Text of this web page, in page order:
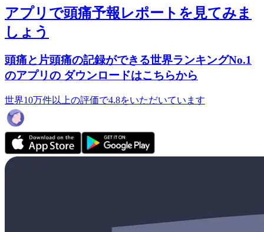
アプリで頭痛予報レポートを見てみま
しょう
頭痛と片頭痛の記録ができる世界ランキングNo.1
のアプリの ダウンロードはこちらから
世界10万件以上の評価で4.8をいただいています